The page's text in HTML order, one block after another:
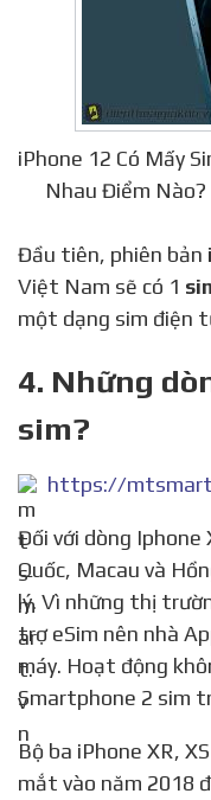
iPhone 12 Có Mấy
Nhau Điểm
Đầu tiên, phiên bản
Việt Nam sẽ có 1
một dạng sim điện
4. Những
sim?
Đối với dòng Iphone Xs max và Xr được bán tại Trung
Quốc, Macau và
lý. Vì những thị
trợ eSim nên nhà
máy. Hoạt động
Smartphone 2 sim
Bộ ba iPhone XR, XS và XS Max nhà Táo đã cho ra
mắt vào năm 2018